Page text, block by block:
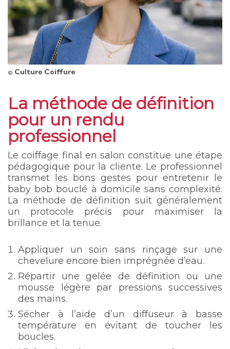
© Culture Coiffure
La méthode de définition
pour un rendu
professionnel
Le coiffage final en salon constitue une étape
pédagogique pour la cliente. Le professionnel
transmet les bons gestes pour entretenir le
baby bob bouclé à domicile sans complexité.
La méthode de définition suit généralement
un protocole précis pour maximiser la
brillance et la tenue.
Appliquer un soin sans rinçage sur une
chevelure encore bien imprégnée d’eau.
Répartir une gelée de définition ou une
mousse légère par pressions successives
des mains.
Sécher à l’aide d’un diffuseur à basse
température en évitant de toucher les
boucles.